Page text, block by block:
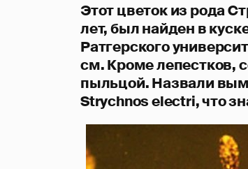
Этот цветок из рода
лет, был найден в
Ратгерского
см. Кроме лепестков,
пыльцой. Назвали
Strychnos electri, что